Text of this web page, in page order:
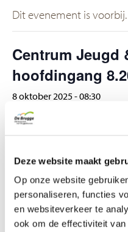
Deze website maakt
Op onze website
personaliseren, functies
en websiteverkeer te
ook om de effectiviteit
Agenda
Veelgestelde vragen
Contact
Dit evenement is voorbij.
Centrum Jeugd
hoofdingang
8 oktober 2025 - 08:30
8 oktober 2025
Tijd:
08:30